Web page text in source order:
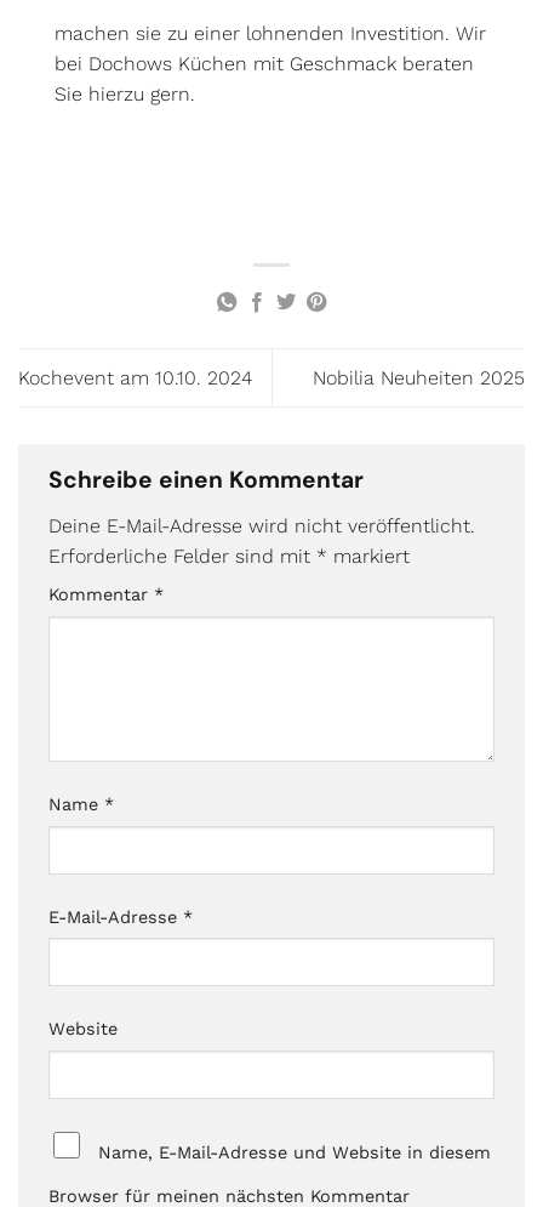
machen sie zu einer lohnenden Investition. Wir
bei Dochows Küchen mit Geschmack beraten
Sie hierzu gern.
Kochevent am 10.10. 2024 Nobilia Neuheiten 2025
Schreibe einen Kommentar
Deine E-Mail-Adresse wird nicht veröffentlicht.
Erforderliche Felder sind mit * markiert
Kommentar *
Name *
E-Mail-Adresse *
Website
Name, E-Mail-Adresse und Website in diesem
Browser für meinen nächsten Kommentar